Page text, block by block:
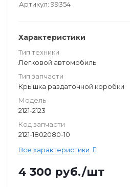
Артикул: 99354
Характеристики
Тип техники
Легковой автомобиль
Тип запчасти
Крышка раздаточной коробки
Модель
2121-2123
Код запчасти
2121-1802080-10
Все характеристики
4 300 руб./шт